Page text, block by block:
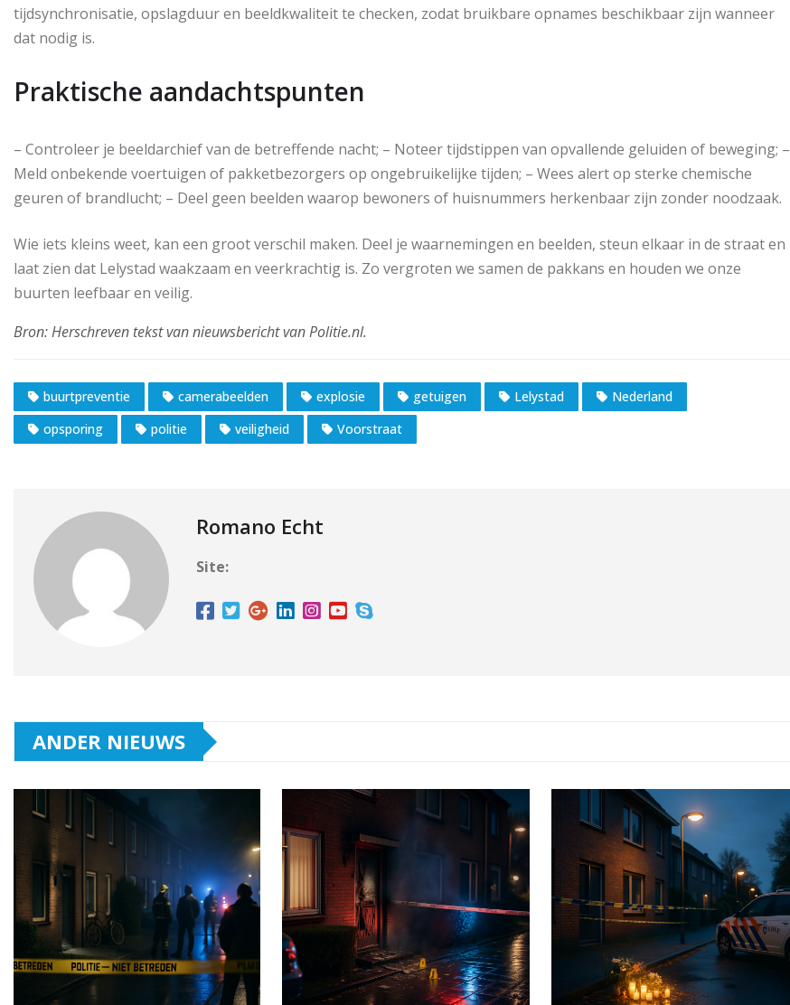
tijdsynchronisatie, opslagduur en beeldkwaliteit te checken, zodat bruikbare opnames beschikbaar zijn wanneer
dat nodig is.
Praktische aandachtspunten
– Controleer je beeldarchief van de betreffende nacht; – Noteer tijdstippen van opvallende geluiden of beweging; –
Meld onbekende voertuigen of pakketbezorgers op ongebruikelijke tijden; – Wees alert op sterke chemische
geuren of brandlucht; – Deel geen beelden waarop bewoners of huisnummers herkenbaar zijn zonder noodzaak.
Wie iets kleins weet, kan een groot verschil maken. Deel je waarnemingen en beelden, steun elkaar in de straat en
laat zien dat Lelystad waakzaam en veerkrachtig is. Zo vergroten we samen de pakkans en houden we onze
buurten leefbaar en veilig.
buurtpreventie camerabeelden explosie getuigen Lelystad
Nederland
opsporing
politie veiligheid Voorstraat
Romano Echt
Site:
ANDER NIEUWS